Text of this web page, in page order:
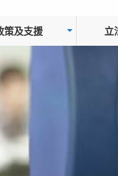
策及支援 立